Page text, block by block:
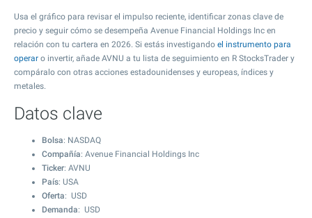
Usa el gráfico para revisar el impulso reciente, identificar zonas clave de
precio y seguir cómo se desempeña Avenue Financial Holdings Inc en
relación con tu cartera en 2026. Si estás investigando el instrumento para
operar o invertir, añade AVNU a tu lista de seguimiento en R StocksTrader y
compáralo con otras acciones estadounidenses y europeas, índices y
metales.
Datos clave
Bolsa: NASDAQ
Compañía: Avenue Financial Holdings Inc
Ticker: AVNU
País: USA
Oferta: USD
Demanda: USD